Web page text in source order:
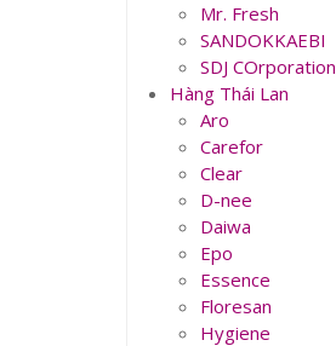
Mr. Fresh
SANDOKKAEBI
SDJ COrporation
Hàng Thái Lan
Aro
Carefor
Clear
D-nee
Daiwa
Epo
Essence
Floresan
Hygiene